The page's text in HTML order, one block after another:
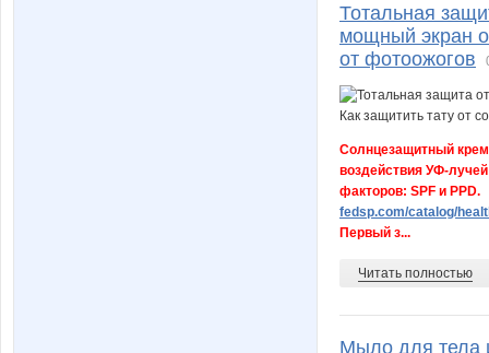
Тотальная
мощный экран
от фотоожогов
Солнцезащитный
воздействия УФ-
факторов: SPF и PPD.
fedsp.com/catalog/
Первый з...
Читать полностью
Мыло для тела